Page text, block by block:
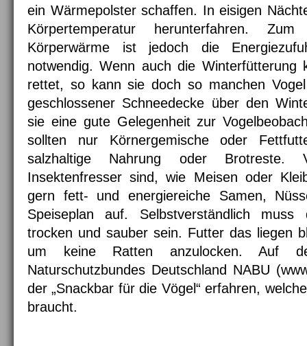
ein Wärmepolster schaffen. In eisigen
Körpertemperatur herunterfahren.
Körperwärme ist jedoch die
notwendig. Wenn auch die Winterfütterung
rettet, so kann sie doch so manchen
geschlossener Schneedecke über den
sie eine gute Gelegenheit zur
sollten nur Körnergemische oder
salzhaltige Nahrung oder Brotreste.
Insektenfresser sind, wie Meisen oder
gern fett- und energiereiche Samen,
Speiseplan auf. Selbstverständlich
trocken und sauber sein. Futter das liegen
um keine Ratten anzulocken. Auf
Naturschutzbundes Deutschland NABU
der „Snackbar für die Vögel“ erfahren,
braucht.